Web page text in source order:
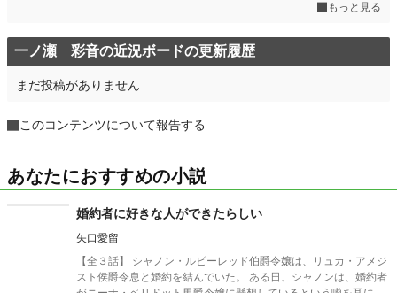
もっと見る
一ノ瀬 彩音の近況ボードの更新履歴
まだ投稿がありません
このコンテンツについて報告する
あなたにおすすめの小説
婚約者に好きな人ができたらしい
矢口愛留
【全３話】 シャノン・ルビーレッド伯爵令嬢は、リュカ・アメジ
スト侯爵令息と婚約を結んでいた。 ある日、シャノンは、婚約者